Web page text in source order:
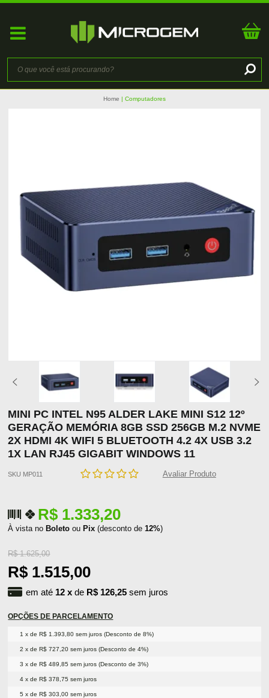
Home Computadores
MINI PC INTEL N95 ALDER LAKE MINI S12 12º
GERAÇÃO MEMÓRIA 8GB SSD 256GB M.2 NVME
2X HDMI 4K WIFI 5 BLUETOOTH 4.2 4X USB 3.2
1X LAN RJ45 GIGABIT WINDOWS 11
SKU MP011 Avaliar Produto
R$ 1.333,20
À vista noBoleto ouPix (desconto de 12%)
R$ 1.625,00
R$ 1.515,00
em até 12 x de R$ 126,25 sem juros
OPÇÕES DE PARCELAMENTO
1 x de R$ 1.393,80 sem juros (Desconto de 8%)
2 x de R$ 727,20 sem juros (Desconto de 4%)
3 x de R$ 489,85 sem juros (Desconto de 3%)
4 x de R$ 378,75 sem juros
5 x de R$ 303,00 sem juros